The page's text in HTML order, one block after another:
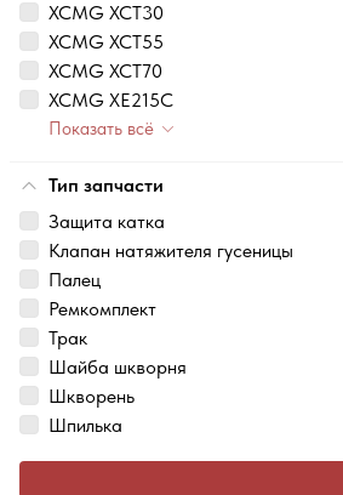
XCMG XCT30
XCMG XCT55
XCMG XCT70
XCMG XE215C
Показать всё
Тип запчасти
Защита катка
Клапан натяжителя гусеницы
Палец
Ремкомплект
Трак
Шайба шкворня
Шкворень
Шпилька